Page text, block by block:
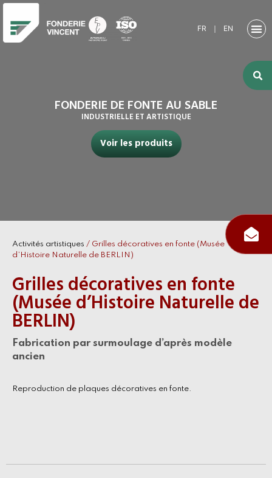
FR ｜ EN
FONDERIE DE FONTE AU SABLE
INDUSTRIELLE ET ARTISTIQUE
Voir les produits
Activités artistiques / Grilles décoratives en fonte (Musée
d’Histoire Naturelle de BERLIN)
Grilles décoratives en fonte
(Musée d’Histoire Naturelle de
BERLIN)
Fabrication par surmoulage d’après modèle
ancien
Reproduction de plaques décoratives en fonte.